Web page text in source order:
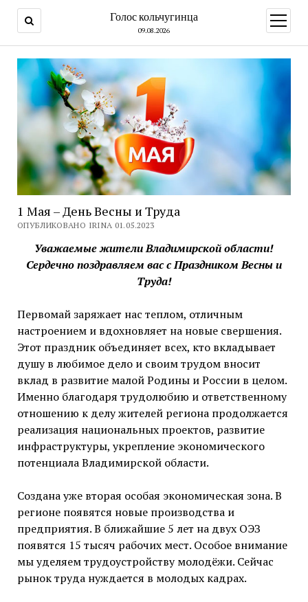
Голос кольчугинца
09.08.2026
меню
1 Мая – День Весны и Труда
ОПУБЛИКОВАНО IRINA 01.05.2023
Уважаемые жители Владимирской области!
Сердечно поздравляем вас с Праздником Весны и
Труда!
Первомай заряжает нас теплом, отличным
настроением и вдохновляет на новые свершения.
Этот праздник объединяет всех, кто вкладывает
душу в любимое дело и своим трудом вносит
вклад в развитие малой Родины и России в целом.
Именно благодаря трудолюбию и ответственному
отношению к делу жителей региона продолжается
реализация национальных проектов, развитие
инфраструктуры, укрепление экономического
потенциала Владимирской области.
Создана уже вторая особая экономическая зона. В
регионе появятся новые производства и
предприятия. В ближайшие 5 лет на двух ОЭЗ
появятся 15 тысяч рабочих мест. Особое внимание
мы уделяем трудоустройству молодёжи. Сейчас
рынок труда нуждается в молодых кадрах.